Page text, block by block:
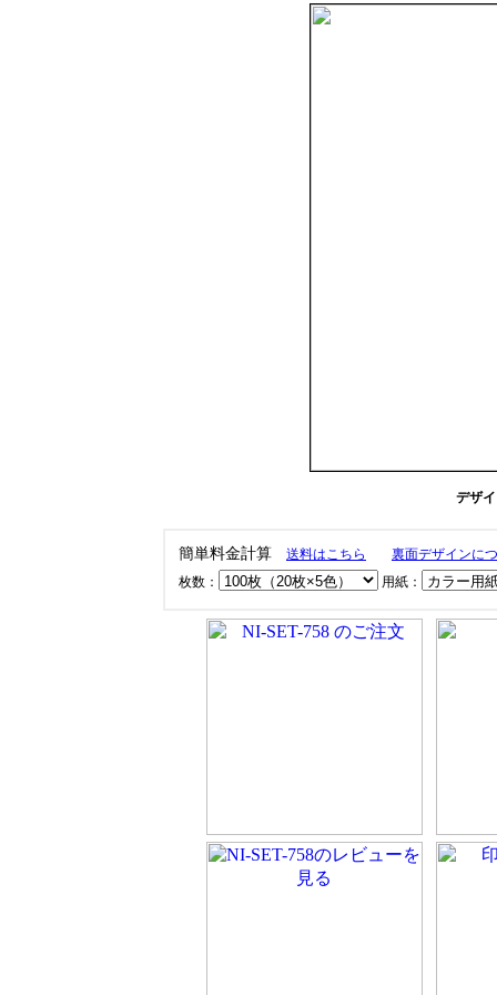
デザ
簡単料金計算 送料はこちら
裏面デザインに
枚数：
用紙：